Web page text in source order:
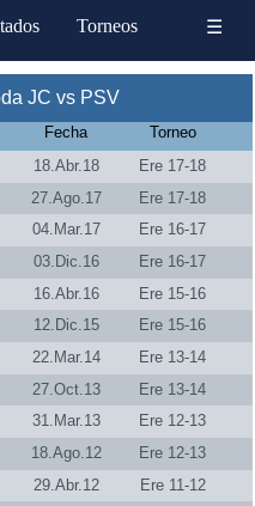
Torneos ☰
JC vs PSV
Fecha
Torneo
18.Abr.18
Ere 17-18
27.Ago.17
Ere 17-18
04.Mar.17
Ere 16-17
03.Dic.16
Ere 16-17
16.Abr.16
Ere 15-16
12.Dic.15
Ere 15-16
22.Mar.14
Ere 13-14
27.Oct.13
Ere 13-14
31.Mar.13
Ere 12-13
18.Ago.12
Ere 12-13
29.Abr.12
Ere 11-12